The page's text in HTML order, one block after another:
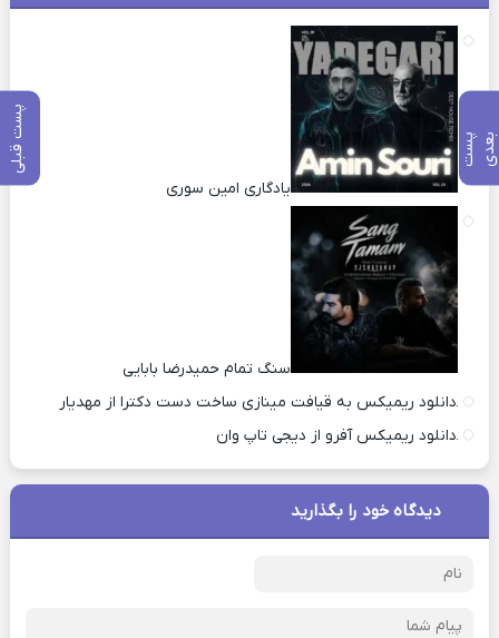
پ
س
ت
ب
ع
د ی پست قبلی
یادگاری امین سوری
سنگ تمام حمیدرضا بابایی
دانلود ریمیکس به قیافت مینازی ساخت دست دکترا از مهدیار
دانلود ریمیکس آفرو از ديجی تاپ وان
دیدگاه خود را بگذارید